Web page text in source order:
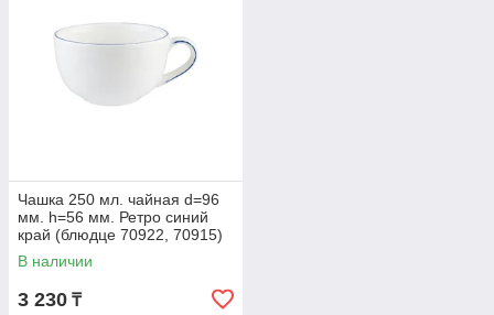
Чашка 250 мл. чайная d=96
мм. h=56 мм. Ретро синий
край (блюдце 70922, 70915)
Bonna /1/6/708 ВДОХНОВ
В наличии
3 230 ₸